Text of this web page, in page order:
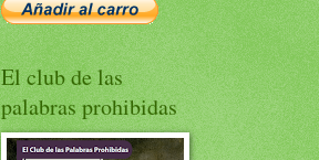
El club de las
palabras prohibidas